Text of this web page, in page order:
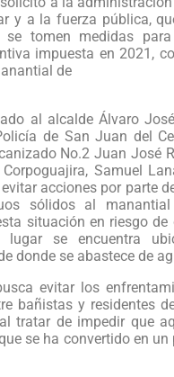
y a la fuerza pública,
se tomen medidas
impuesta en 2021,
de
al alcalde Álvaro
de San Juan del
No.2 Juan José
Samuel
acciones por parte
sólidos al
situación en riesgo de
lugar se encuentra
donde se abastece de
evitar los
bañistas y residentes
tratar de impedir que
se ha convertido en un